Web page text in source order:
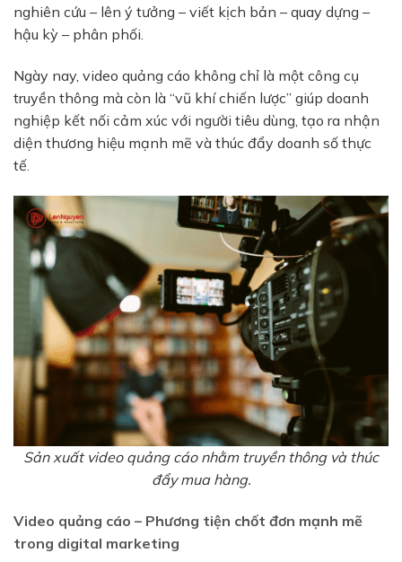
nghiên cứu – lên ý tưởng – viết kịch bản – quay dựng –
hậu kỳ – phân phối.
Ngày nay, video quảng cáo không chỉ là một công cụ
truyền thông mà còn là “vũ khí chiến lược” giúp doanh
nghiệp kết nối cảm xúc với người tiêu dùng, tạo ra nhận
diện thương hiệu mạnh mẽ và thúc đẩy doanh số thực
tế.
Sản xuất video quảng cáo nhằm truyền thông và thúc
đẩy mua hàng.
Video quảng cáo – Phương tiện chốt đơn mạnh mẽ
trong digital marketing